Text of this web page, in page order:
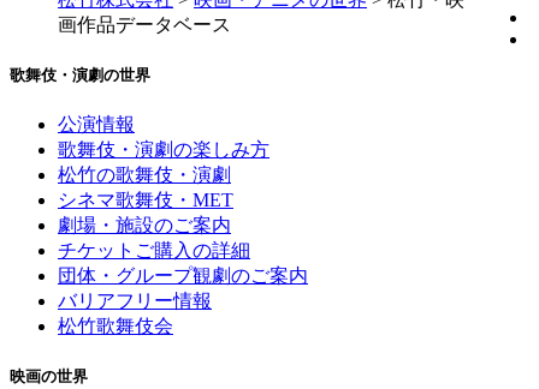
画作品データベース
歌舞伎・演劇の世界
公演情報
歌舞伎・演劇の楽しみ方
松竹の歌舞伎・演劇
シネマ歌舞伎・MET
劇場・施設のご案内
チケットご購入の詳細
団体・グループ観劇のご案内
バリアフリー情報
松竹歌舞伎会
映画の世界